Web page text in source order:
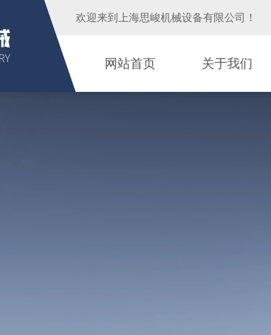
欢迎来到 上海思峻机械设备有限公司 ！
网站首页 关于我们